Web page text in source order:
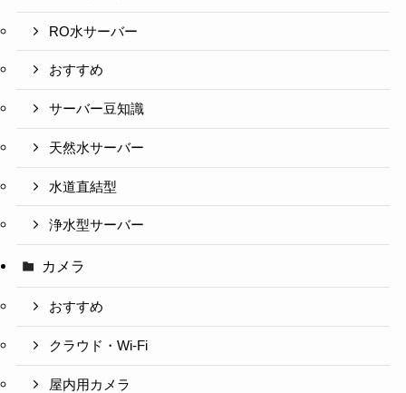
RO水サーバー
おすすめ
サーバー豆知識
天然水サーバー
水道直結型
浄水型サーバー
カメラ
おすすめ
クラウド・Wi-Fi
屋内用カメラ